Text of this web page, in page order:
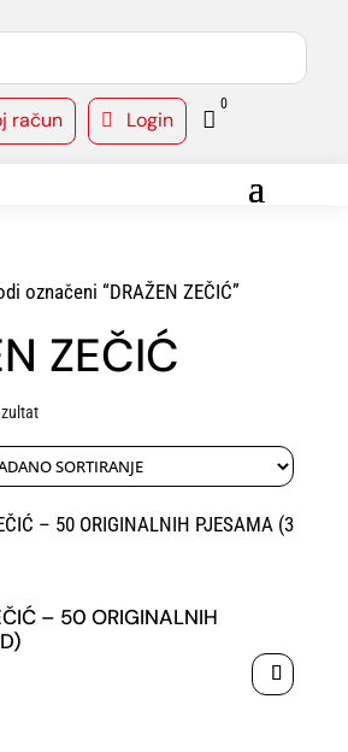
račun  Login 
0
označeni “DRAŽEN ZEČIĆ”
ZEČIĆ
– 50 ORIGINALNIH